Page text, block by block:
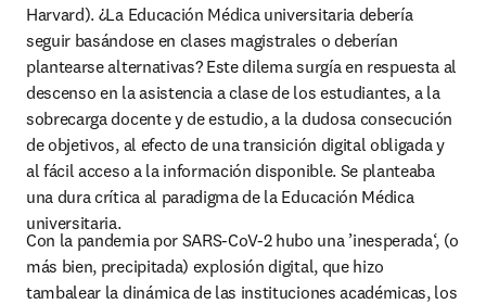
Harvard). ¿La Educación Médica universitaria debería
seguir basándose en clases magistrales o deberían
plantearse alternativas? Este dilema surgía en respuesta al
descenso en la asistencia a clase de los estudiantes, a la
sobrecarga docente y de estudio, a la dudosa consecución
de objetivos, al efecto de una transición digital obligada y
al fácil acceso a la información disponible. Se planteaba
una dura crítica al paradigma de la Educación Médica
universitaria.
Con la pandemia por SARS-CoV-2 hubo una ’inesperada‘, (o
más bien, precipitada) explosión digital, que hizo
tambalear la dinámica de las instituciones académicas, los